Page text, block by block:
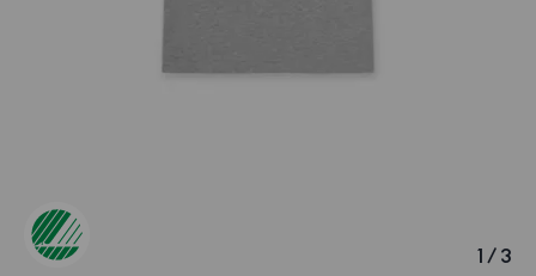
1 / 3